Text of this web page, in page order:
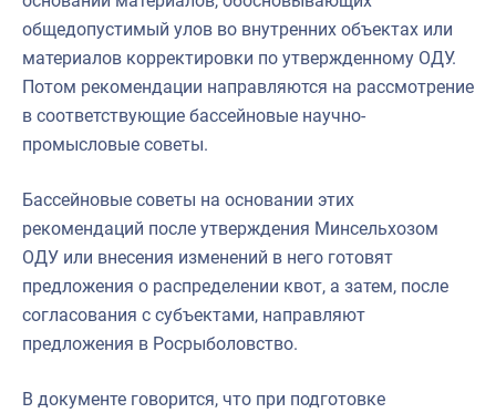
общедопустимый улов во внутренних объектах или
материалов корректировки по утвержденному ОДУ.
Потом рекомендации направляются на рассмотрение
в соответствующие бассейновые научно-
промысловые советы.
Бассейновые советы на основании этих
рекомендаций после утверждения Минсельхозом
ОДУ или внесения изменений в него готовят
предложения о распределении квот, а затем, после
согласования с субъектами, направляют
предложения в Росрыболовство.
В документе говорится, что при подготовке